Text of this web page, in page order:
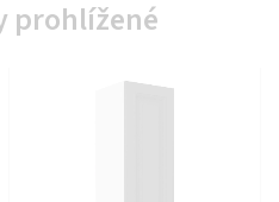
prohlížené